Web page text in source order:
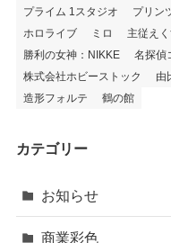
プライム 1スタジオ
プリン
ホロライブ
ミロ 主従え
勝利の女神：NIKKE
名探偵
株式会社ホビーストック
由
造形フォルテ
鶴の館
カテゴリー
お知らせ
商業彩色